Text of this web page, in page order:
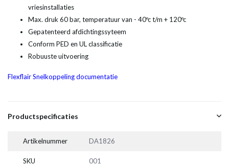
vriesinstallaties
Max. druk 60 bar, temperatuur van - 40ºc t/m + 120ºc
Gepatenteerd afdichtingssyteem
Conform PED en UL classificatie
Robuuste uitvoering
Flexflair Snelkoppeling documentatie
Productspecificaties
Artikelnummer DA1826
SKU 001